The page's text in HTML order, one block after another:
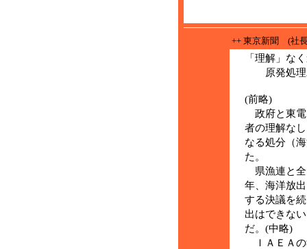
++ 東京新聞 (社
「理解」な
原発処理
(前略)
政府と東電
者の理解な
なる処分（
た。
県漁連と全
年、海洋放
する決議を
出はできな
だ。(中略)
ＩＡＥＡの